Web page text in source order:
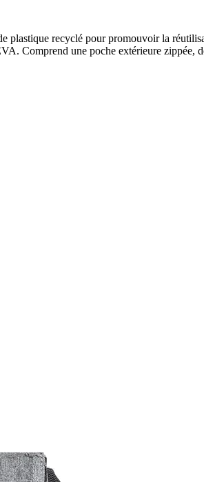
recyclé pour promouvoir la
Comprend une poche extérieure zippée,